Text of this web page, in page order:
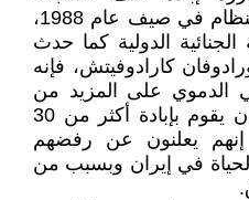
السياسيين التي إرتکبها هذا النظام في صيف عام 1988،
الدولية کما حدث
کارادوفيتش، فإنه
الدموي على المزيد من
التمادي حتى وصل به الامر أن يقوم بإبادة أکثر من 30
يعلنون عن رفضهم
في إيران وبسبب من